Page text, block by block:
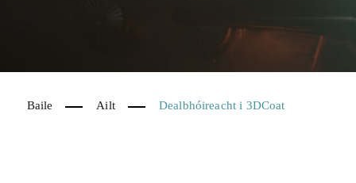
Baile Ailt Dealbhóireacht i 3DCoat